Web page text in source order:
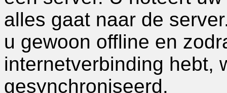
alles gaat naar de
u gewoon offline en
internetverbinding hebt,
gesynchroniseerd.